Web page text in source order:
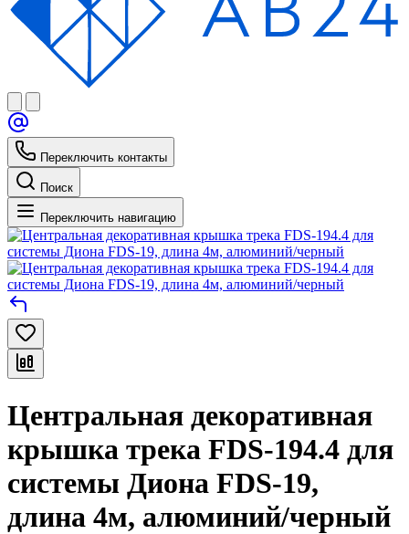
Переключить контакты
Поиск
Переключить навигацию
Центральная декоративная
крышка трека FDS-194.4 для
системы Диона FDS-19,
длина 4м, алюминий/черный